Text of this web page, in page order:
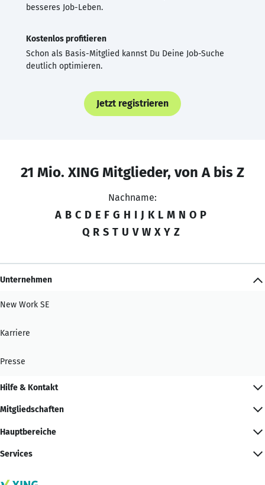
besseres Job-Leben.
Kostenlos profitieren
Schon als Basis-Mitglied kannst Du Deine Job-Suche
deutlich optimieren.
Jetzt registrieren
21 Mio. XING Mitglieder, von A bis Z
Nachname:
A B C D E F G H I J K L M N O P
Q R S T U V W X Y Z
Unternehmen
New Work SE
Karriere
Presse
Hilfe & Kontakt
Mitgliedschaften
Hauptbereiche
Services